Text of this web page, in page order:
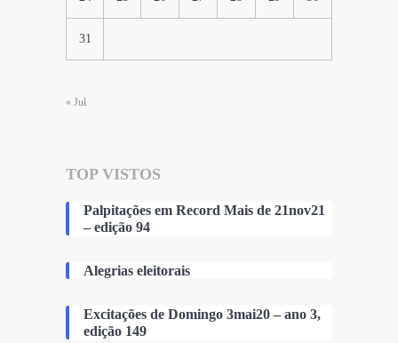
31
« Jul
TOP VISTOS
Palpitações em Record Mais de 21nov21
– edição 94
Alegrias eleitorais
Excitações de Domingo 3mai20 – ano 3,
edição 149